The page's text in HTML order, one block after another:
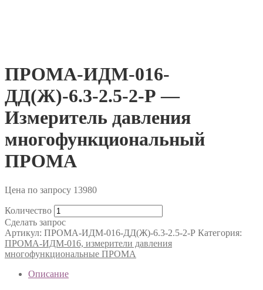
ПРОМА-ИДМ-016-
ДД(Ж)-6.3-2.5-2-Р —
Измеритель давления
многофункциональный
ПРОМА
Цена по запросу 13980
Количество
Сделать запрос
Артикул: ПРОМА-ИДМ-016-ДД(Ж)-6.3-2.5-2-Р Категория:
ПРОМА-ИДМ-016, измерители давления
многофункциональные ПРОМА
Описание